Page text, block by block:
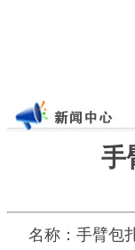
手
名称：手臂包